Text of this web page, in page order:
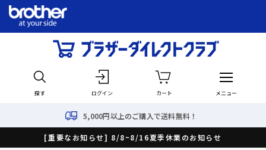
探す ログイン カート メニュー
5,000円以上のご購入で送料無料！
[重要なお知らせ] 8/8~8/16夏季休業のお知らせ